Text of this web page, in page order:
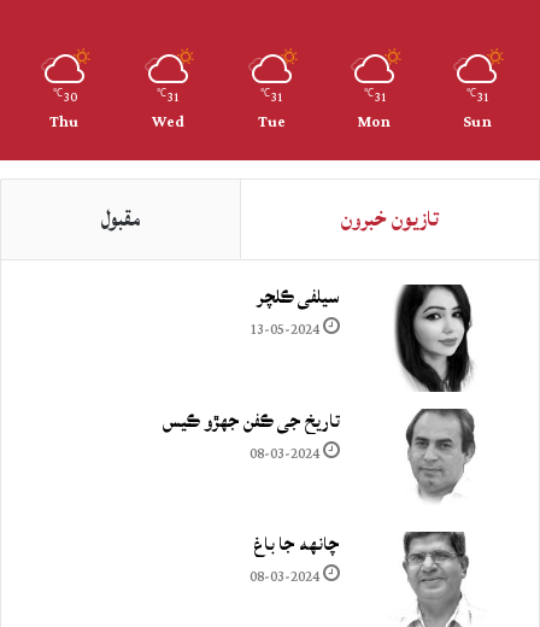
31
℃
Sun
31
℃
Mon
31
℃
Tue
31
℃
Wed
30
℃
Thu
تازيون خبرون مقبول
سيلفي ڪلچر
13-05-2024
تاريخ جي ڪفن جھڙو ڪيس
08-03-2024
چانهه جا باغ
08-03-2024